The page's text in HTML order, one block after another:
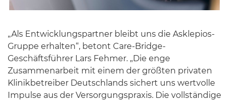
„Als Entwicklungspartner bleibt uns die Asklepios-
Gruppe erhalten“, betont Care-Bridge-
Geschäftsführer Lars Fehmer. „Die enge
Zusammenarbeit mit einem der größten privaten
Klinikbetreiber Deutschlands sichert uns wertvolle
Impulse aus der Versorgungspraxis. Die vollständige